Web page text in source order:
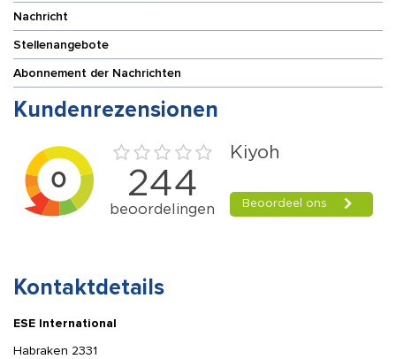
Nachricht
Stellenangebote
Abonnement der Nachrichten
Kundenrezensionen
Kontaktdetails
ESE International
Habraken 2331